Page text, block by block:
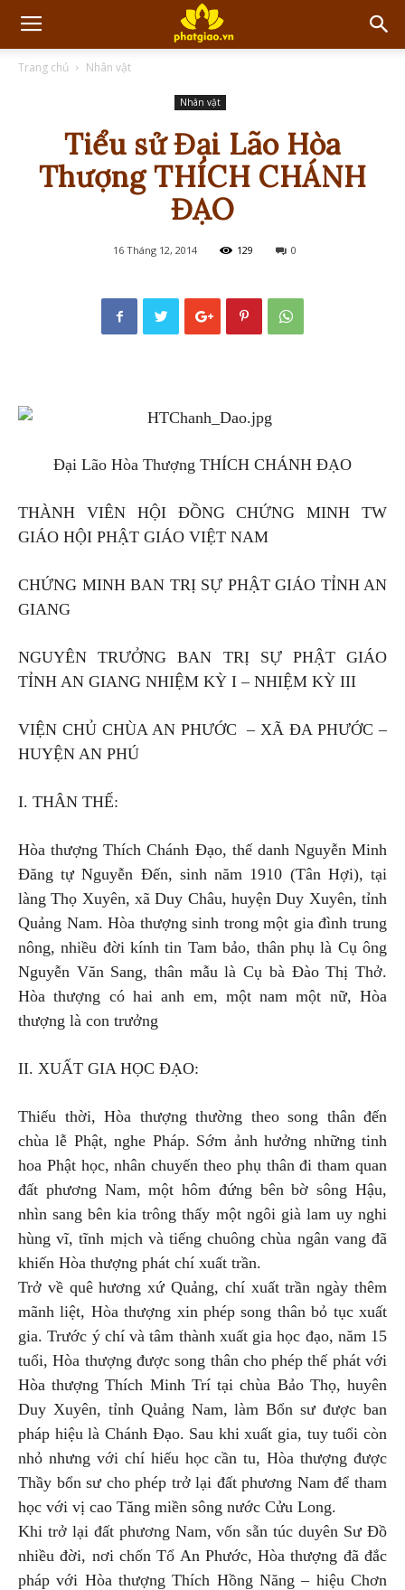
Trang chủ Nhân vật
Nhân vật
Tiểu sử Đại Lão Hòa
Thượng THÍCH CHÁNH
ĐẠO
16 Tháng 12, 2014 129 0
Đại Lão Hòa Thượng THÍCH CHÁNH ĐẠO
THÀNH VIÊN HỘI ĐỒNG CHỨNG MINH TW
GIÁO HỘI PHẬT GIÁO VIỆT NAM
CHỨNG MINH BAN TRỊ SỰ PHẬT GIÁO TỈNH AN
GIANG
NGUYÊN TRƯỞNG BAN TRỊ SỰ PHẬT GIÁO
TỈNH AN GIANG NHIỆM KỲ I – NHIỆM KỲ III
VIỆN CHỦ CHÙA AN PHƯỚC – XÃ ĐA PHƯỚC –
HUYỆN AN PHÚ
I. THÂN THẾ:
Hòa thượng Thích Chánh Đạo, thế danh Nguyễn Minh
Đăng tự Nguyễn Đến, sinh năm 1910 (Tân Hợi), tại
làng Thọ Xuyên, xã Duy Châu, huyện Duy Xuyên, tỉnh
Quảng Nam. Hòa thượng sinh trong một gia đình trung
nông, nhiều đời kính tin Tam bảo, thân phụ là Cụ ông
Nguyễn Văn Sang, thân mẫu là Cụ bà Đào Thị Thở.
Hòa thượng có hai anh em, một nam một nữ, Hòa
thượng là con trưởng
II. XUẤT GIA HỌC ĐẠO:
Thiếu thời, Hòa thượng thường theo song thân đến
chùa lễ Phật, nghe Pháp. Sớm ảnh hưởng những tinh
hoa Phật học, nhân chuyến theo phụ thân đi tham quan
đất phương Nam, một hôm đứng bên bờ sông Hậu,
nhìn sang bên kia trông thấy một ngôi già lam uy nghi
hùng vĩ, tĩnh mịch và tiếng chuông chùa ngân vang đã
khiến Hòa thượng phát chí xuất trần.
Trở về quê hương xứ Quảng, chí xuất trần ngày thêm
mãnh liệt, Hòa thượng xin phép song thân bỏ tục xuất
gia. Trước ý chí và tâm thành xuất gia học đạo, năm 15
tuổi, Hòa thượng được song thân cho phép thế phát với
Hòa thượng Thích Minh Trí tại chùa Bảo Thọ, huyên
Duy Xuyên, tỉnh Quảng Nam, làm Bổn sư được ban
pháp hiệu là Chánh Đạo. Sau khi xuất gia, tuy tuổi còn
nhỏ nhưng với chí hiếu học cần tu, Hòa thượng được
Thầy bổn sư cho phép trở lại đất phương Nam để tham
học với vị cao Tăng miền sông nước Cửu Long.
Khi trở lại đất phương Nam, vốn sẵn túc duyên Sư Đồ
nhiều đời, nơi chốn Tổ An Phước, Hòa thượng đã đắc
pháp với Hòa thượng Thích Hồng Năng – hiệu Chơn